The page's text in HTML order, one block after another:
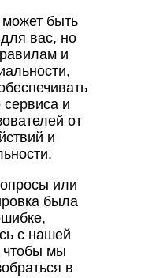
быть
вас, но
и
сервиса и
от
и
или
была
с нашей
чтобы мы
в